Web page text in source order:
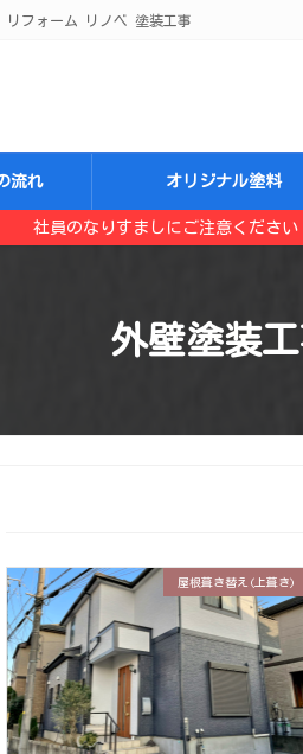
フォーム リノベ 塗装工事
流れ オリジナル塗料
社員のなりすましにご注意ください
外壁塗装
屋根葺き替え(上葺き)